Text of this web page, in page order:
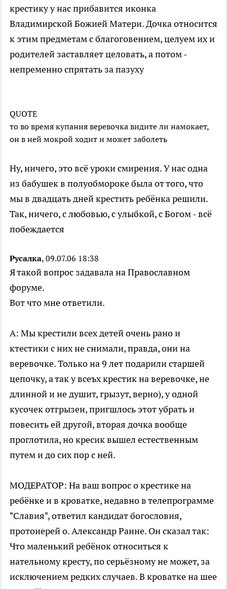
крестику у нас прибавится иконка
Владимирской Божией Матери. Дочка относится
к этим предметам с благоговением, целуем их и
родителей заставляет целовать, а потом -
непременно спрятать за пазуху
QUOTE
то во время купания веревочка видите ли намокает,
он в ней мокрой ходит и может заболеть
Ну, ничего, это всё уроки смирения. У нас одна
из бабушек в полуобмороке была от того, что
мы в двадцать дней крестить ребёнка решили.
Так, ничего, с любовью, с улыбкой, с Богом - всё
побеждается
Русалка, 09.07.06 18:38
Я такой вопрос задавала на Православном
форуме.
Вот что мне ответили.
А: Мы крестили всех детей очень рано и
ктестики с них не снимали, правда, они на
веревочке. Только на 9 лет подарили старшей
цепочку, а так у всеъх крестик на веревочке, не
длинной и не душит, грызут, верно), у одной
кусочек отгрызен, пригшлось этот убрать и
повесить ей другой, вторая дочка вообще
проглотила, но кресик вышел естественным
путем и до сих пор с ней.
МОДЕРАТОР: На ваш вопрос о крестике на
ребёнке и в кроватке, недавно в телепрограмме
"Славия", ответил кандидат богословия,
протоиерей о. Александр Ранне. Он сказал так:
Что маленький ребёнок относиться к
нательному кресту, по серьёзному не может, за
исключением редких случаев. В кроватке на шее